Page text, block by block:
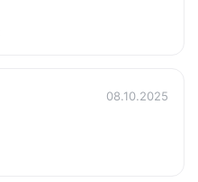
08.10.2025